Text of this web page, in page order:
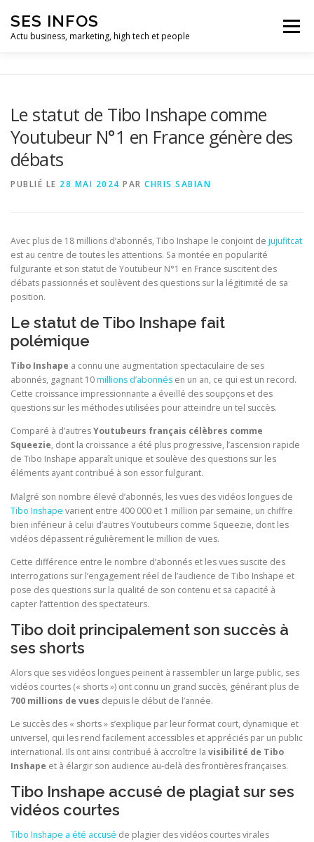
contenu
SES INFOS
Actu business, marketing, high tech et people
Menu
HIGH TECH ET INFORMATIQUE INFLUENCEURS
Le statut de Tibo Inshape comme
Youtubeur N°1 en France génère des
débats
PUBLIÉ LE 28 MAI 2024 PAR CHRIS SABIAN
Avec plus de 18 millions d’abonnés, Tibo Inshape le conjoint de jujufitcat
est au centre de toutes les attentions. Sa montée en popularité
fulgurante et son statut de Youtubeur N°1 en France suscitent des
débats passionnés et soulèvent des questions sur la légitimité de sa
position.
Le statut de Tibo Inshape fait
polémique
Tibo Inshape a connu une augmentation spectaculaire de ses
abonnés, gagnant 10millions d’abonnés en un an, ce qui est un record.
Cette croissance impressionnante a éveillé des soupçons et des
questions sur les méthodes utilisées pour atteindre un tel succès.
Comparé à d’autresYoutubeurs français célèbres comme
Squeezie, dont la croissance a été plus progressive, l’ascension rapide
de Tibo Inshape apparaît unique et soulève des questions sur les
éléments ayant contribué à son essor fulgurant.
Malgré son nombre élevé d’abonnés, les vues des vidéos longues de
Tibo Inshape varient entre 400 000 et 1 million par semaine, un chiffre
bien inférieur à celui d’autres Youtubeurs comme Squeezie, dont les
vidéos dépassent régulièrement le million de vues.
Cette différence entre le nombre d’abonnés et les vues suscite des
interrogations sur l’engagement réel de l’audience de Tibo Inshape et
pose des questions sur la qualité de son contenu et sa capacité à
capter l’attention des spectateurs.
Tibo doit principalement son succès à
ses shorts
Alors que ses vidéos longues peinent à rassembler un large public, ses
vidéos courtes (« shorts ») ont connu un grand succès, générant plus de
700 millions de vues depuis le début de l’année.
Le succès des « shorts » s’explique par leur format court, dynamique et
universel, qui les rend facilement accessibles et appréciés par un public
international. Ils ont ainsi contribué à accroître la visibilité de Tibo
Inshape et à élargir son audience au-delà des frontières françaises.
Tibo Inshape accusé de plagiat sur ses
vidéos courtes
Tibo Inshape a été accusé de plagier des vidéos courtes virales